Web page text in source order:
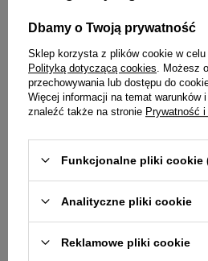
Torebka skórzana damska Vera Pelle VOM65RR shopper bag A4 bordowa
Dbamy o Twoją prywatność
Sklep korzysta z plików cookie w celu
Polityką dotyczącą cookies . Możesz
przechowywania lub dostępu do
Więcej informacji na temat warunków
znaleźć także na stronie Prywatność
Funkcjonalne pliki cookie
Analityczne pliki cookie
Reklamowe pliki cookie